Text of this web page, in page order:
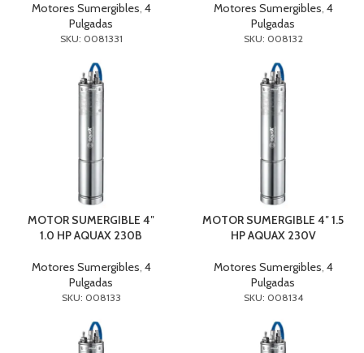
Motores Sumergibles, 4
Pulgadas
SKU: 0081331
Motores Sumergibles, 4
Pulgadas
SKU: 008132
MOTOR SUMERGIBLE 4″
1.0 HP AQUAX 230B
Motores Sumergibles, 4
Pulgadas
SKU: 008133
MOTOR SUMERGIBLE 4″ 1.5
HP AQUAX 230V
Motores Sumergibles, 4
Pulgadas
SKU: 008134